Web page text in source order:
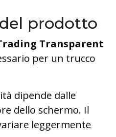
prodotto
Transparent
per un trucco
dipende dalle
dello schermo. Il
leggermente